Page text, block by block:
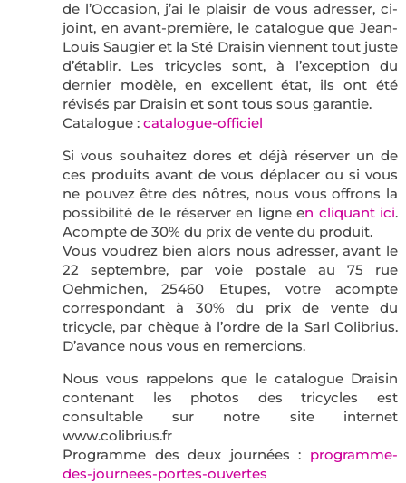
de l’Occasion, j’ai le plaisir de vous adresser, ci-
joint, en avant-première, le catalogue que Jean-
Louis Saugier et la Sté Draisin viennent tout juste
d’établir. Les tricycles sont, à l’exception du
dernier modèle, en excellent état, ils ont été
révisés par Draisin et sont tous sous garantie.
Catalogue : catalogue-officiel
Si vous souhaitez dores et déjà réserver un de
ces produits avant de vous déplacer ou si vous
ne pouvez être des nôtres, nous vous offrons la
possibilité de le réserver en ligne en cliquant ici.
Acompte de 30% du prix de vente du produit.
Vous voudrez bien alors nous adresser, avant le
22 septembre, par voie postale au 75 rue
Oehmichen, 25460 Etupes, votre acompte
correspondant à 30% du prix de vente du
tricycle, par chèque à l’ordre de la Sarl Colibrius.
D’avance nous vous en remercions.
Nous vous rappelons que le catalogue Draisin
contenant les photos des tricycles est
consultable sur notre site internet
www.colibrius.fr
Programme des deux journées : programme-
des-journees-portes-ouvertes